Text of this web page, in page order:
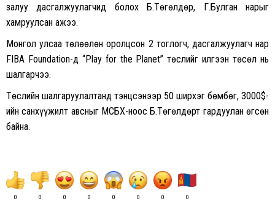
залуу дасгалжуулагчид болох Б.Төгөлдөр, Г.Булган нарыг
хамруулсан ажээ.
Монгол улсаа төлөөлөн оролцсон 2 тоглогч, дасгалжуулагч нар
FIBA Foundation-д “Play for the Planet” төслийг илгээн төсөл нь
шалгарчээ.
Төслийн шалгаруулалтанд тэнцсэнээр 50 ширхэг бөмбөг, 3000$-
ийн санхүүжилт авсныг МСБХ-ноос Б.Төгөлдөрт гардуулан өгсөн
байна.
0 0 0 0 0 0 0 0